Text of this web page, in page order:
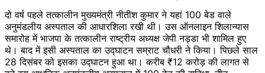
दो वर्ष पहले तत्कालीन मुख्यमंत्री नीतीश कुमार ने यहां 100 बेड वाले
अनुमंडलीय अस्पताल की आधारशिला रखी थी। उस ऑनलाइन शिलान्यास
समारोह में भाजपा के तत्कालीन राष्ट्रीय अध्यक्ष जेपी नड्डा भी शामिल हुए
थे। बाद में इसी अस्पताल का उद्घाटन सम्राट चौधरी ने किया। पिछले साल
28 दिसंबर को इसका उद्घाटन हुआ था। करीब ₹12 करोड़ की लागत से